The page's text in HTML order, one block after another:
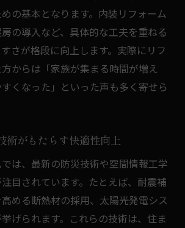
の基本となります。内装リフォーム
の導入など、具体的な工夫を重ねる
さが格段に向上します。実際にリフ
からは「家族が集まる時間が増え
くなった」といった声も多く寄せら
術がもたらす快適性向上
は、最新の防災技術や空間情報工学
目されています。たとえば、耐震補
める断熱材の採用、太陽光発電シス
げられます。これらの技術は、住ま